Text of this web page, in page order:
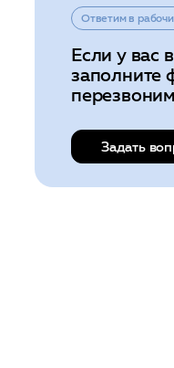
Ответим в
Если у вас
заполните
перезвоним
Задать